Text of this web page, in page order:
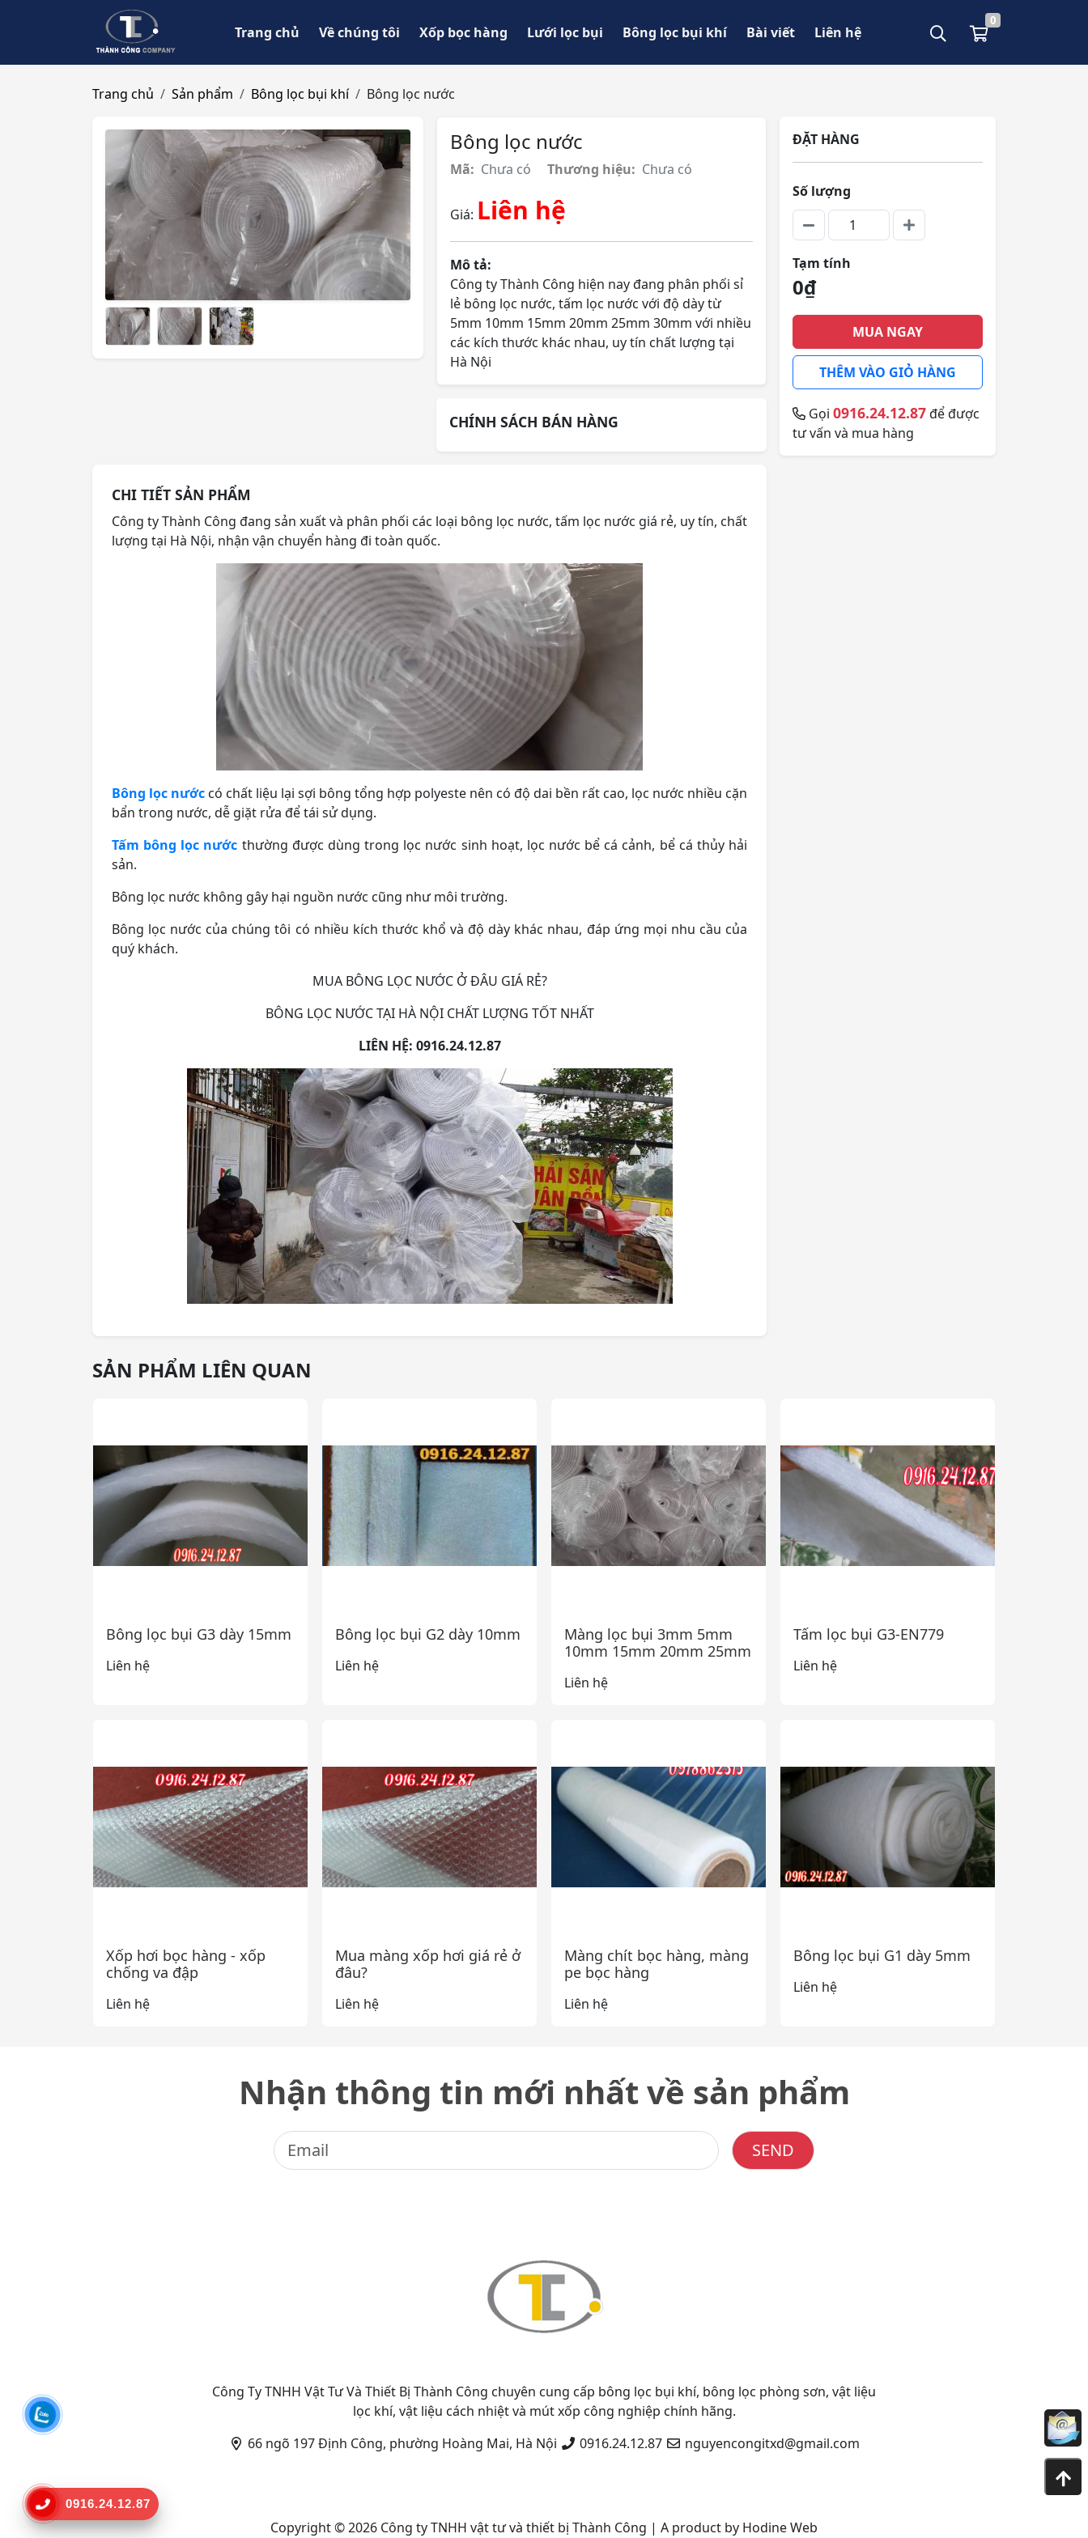
Trang chủ Về chúng tôi Xốp bọc hàng Lưới lọc bụi Bông lọc bụi khí Bài viết Liên hệ
0
Trang chủ Sản phẩm Bông lọc bụi khí Bông lọc nước
Bông lọc nước
Mã: Chưa có Thương hiệu: Chưa có
Giá: Liên hệ
Mô tả:
Công ty Thành Công hiện nay đang phân phối sỉ
lẻ bông lọc nước, tấm lọc nước với độ dày từ
5mm 10mm 15mm 20mm 25mm 30mm với nhiều
các kích thước khác nhau, uy tín chất lượng tại
Hà Nội
CHÍNH SÁCH BÁN HÀNG
CHI TIẾT SẢN PHẨM
Công ty Thành Công đang sản xuất và phân phối các loại bông lọc nước, tấm lọc nước giá rẻ, uy tín, chất
lượng tại Hà Nội, nhận vận chuyển hàng đi toàn quốc.
Bông lọc nước có chất liệu lại sợi bông tổng hợp polyeste nên có độ dai bền rất cao, lọc nước nhiều cặn
bẩn trong nước, dễ giặt rửa để tái sử dụng.
Tấm bông lọc nước thường được dùng trong lọc nước sinh hoạt, lọc nước bể cá cảnh, bể cá thủy hải
sản.
Bông lọc nước không gây hại nguồn nước cũng như môi trường.
Bông lọc nước của chúng tôi có nhiều kích thước khổ và độ dày khác nhau, đáp ứng mọi nhu cầu của
quý khách.
MUA BÔNG LỌC NƯỚC Ở ĐÂU GIÁ RẺ?
BÔNG LỌC NƯỚC TẠI HÀ NỘI CHẤT LƯỢNG TỐT NHẤT
LIÊN HỆ: 0916.24.12.87
ĐẶT HÀNG
Số lượng
Tạm tính
0₫
MUA NGAY
THÊM VÀO GIỎ HÀNG
Gọi 0916.24.12.87để được
tư vấn và mua hàng
SẢN PHẨM LIÊN QUAN
Bông lọc bụi G3 dày 15mm
Liên hệ
Bông lọc bụi G2 dày 10mm
Liên hệ
Màng lọc bụi 3mm 5mm
10mm 15mm 20mm 25mm
Liên hệ
Tấm lọc bụi G3-EN779
Liên hệ
Xốp hơi bọc hàng - xốp
chống va đập
Liên hệ
Mua màng xốp hơi giá rẻ ở
đâu?
Liên hệ
Màng chít bọc hàng, màng
pe bọc hàng
Liên hệ
Bông lọc bụi G1 dày 5mm
Liên hệ
Nhận thông tin mới nhất về sản phẩm
SEND
Công Ty TNHH Vật Tư Và Thiết Bị Thành Công chuyên cung cấp bông lọc bụi khí, bông lọc phòng sơn, vật liệu
lọc khí, vật liệu cách nhiệt và mút xốp công nghiệp chính hãng.
66 ngõ 197 Định Công, phường Hoàng Mai, Hà Nội
0916.24.12.87 nguyencongitxd@gmail.com
Copyright © 2026 Công ty TNHH vật tư và thiết bị Thành Công | A product by Hodine Web
0916.24.12.87